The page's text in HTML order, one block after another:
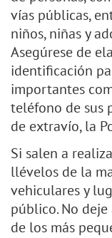
vías públicas,
niños, niñas y
Asegúrese de
identificación
importantes
teléfono de sus
de extravío, la
Si salen a
llévelos de la
vehiculares y
público. No
de los más